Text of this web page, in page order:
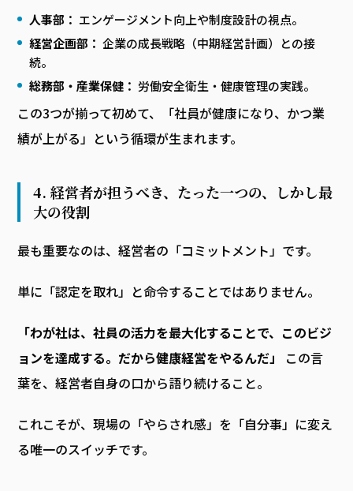
人事部： エンゲージメント向上や制度設計の視点。
経営企画部： 企業の成長戦略（中期経営計画）との接
続。
総務部・産業保健： 労働安全衛生・健康管理の実践。
この3つが揃って初めて、「社員が健康になり、かつ業
績が上がる」という循環が生まれます。
4. 経営者が担うべき、たった一つの、しかし最
大の役割
最も重要なのは、経営者の「コミットメント」です。
単に「認定を取れ」と命令することではありません。
「わが社は、社員の活力を最大化することで、このビジ
ョンを達成する。だから健康経営をやるんだ」
この言
葉を、経営者自身の口から語り続けること。
これこそが、現場の「やらされ感」を「自分事」に変え
る唯一のスイッチです。